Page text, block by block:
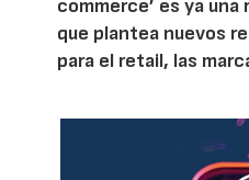
commerce’ es ya
que plantea nuevos
para el retail, las